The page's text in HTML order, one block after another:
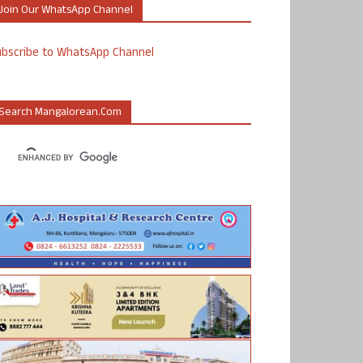
Our WhatsApp Channel
to WhatsApp Channel
Mangalorean.com